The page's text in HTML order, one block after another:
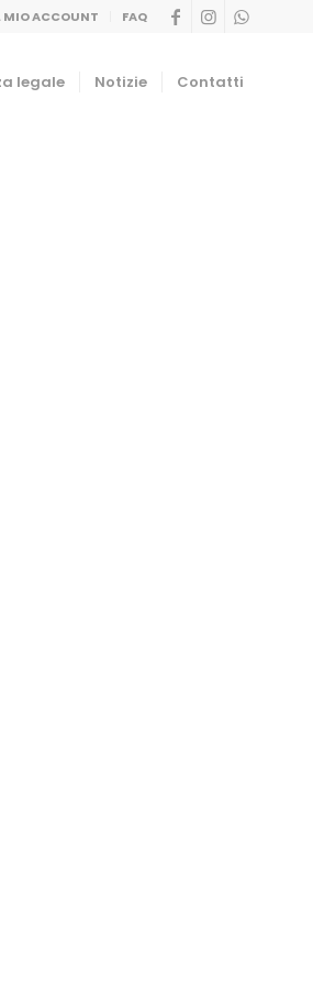
MIO ACCOUNT FAQ
legale Notizie Contatti